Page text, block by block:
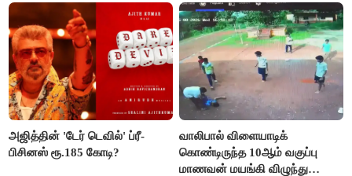
அஜித்தின் 'டேர் டெவில்' ப்ரீ-
பிசினஸ் ரூ.185 கோடி?
வாலிபால் விளையாடிக்
கொண்டிருந்த 10ஆம் வகுப்பு
மாணவன் மயங்கி விழுந்து